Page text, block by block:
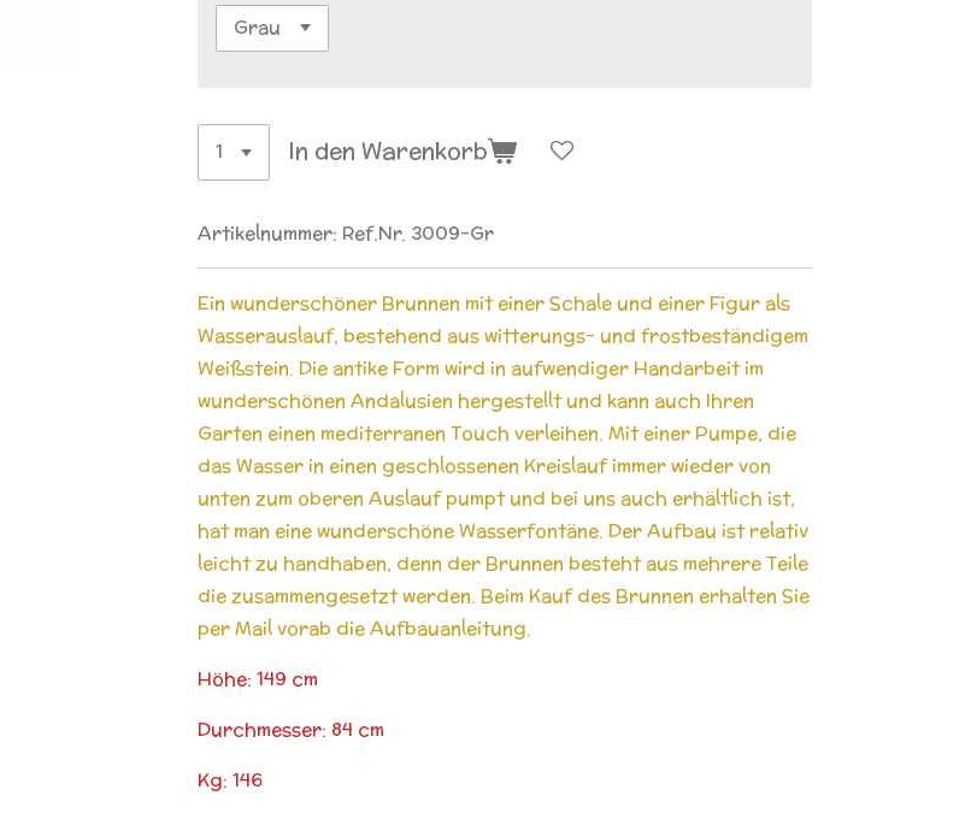
In den Warenkorb
Artikelnummer: Ref.Nr. 3009-Gr
Ein wunderschöner Brunnen mit einer Schale und einer Figur als
Wasserauslauf, bestehend aus witterungs- und frostbeständigem
Weißstein. Die antike Form wird in aufwendiger Handarbeit im
wunderschönen Andalusien hergestellt und kann auch Ihren
Garten einen mediterranen Touch verleihen. Mit einer Pumpe, die
das Wasser in einen geschlossenen Kreislauf immer wieder von
unten zum oberen Auslauf pumpt und bei uns auch erhältlich ist,
hat man eine wunderschöne Wasserfontäne. Der Aufbau ist relativ
leicht zu handhaben, denn der Brunnen besteht aus mehrere Teile
die zusammengesetzt werden. Beim Kauf des Brunnen erhalten Sie
per Mail vorab die Aufbauanleitung.
Höhe: 149 cm
Durchmesser: 84 cm
Kg: 146